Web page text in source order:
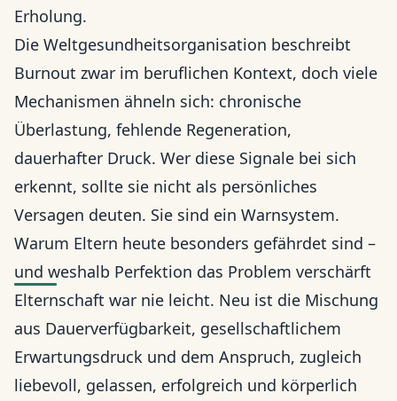
Erholung.
Die Weltgesundheitsorganisation beschreibt
Burnout zwar im beruflichen Kontext, doch viele
Mechanismen ähneln sich: chronische
Überlastung, fehlende Regeneration,
dauerhafter Druck. Wer diese Signale bei sich
erkennt, sollte sie nicht als persönliches
Versagen deuten. Sie sind ein Warnsystem.
Warum Eltern heute besonders gefährdet sind –
und weshalb Perfektion das Problem verschärft
Elternschaft war nie leicht. Neu ist die Mischung
aus Dauerverfügbarkeit, gesellschaftlichem
Erwartungsdruck und dem Anspruch, zugleich
liebevoll, gelassen, erfolgreich und körperlich